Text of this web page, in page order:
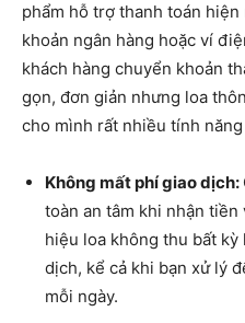
phẩm hỗ trợ thanh toán
khoản ngân hàng hoặc ví
khách hàng chuyển khoản
gọn, đơn giản nhưng loa
cho mình rất nhiều tính
Không mất phí giao dịch:
toàn an tâm khi nhận
hiệu loa không thu bất
dịch, kể cả khi bạn xử lý
mỗi ngày.